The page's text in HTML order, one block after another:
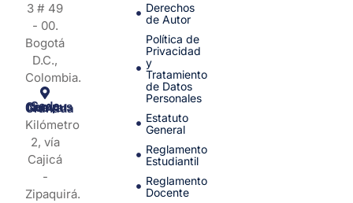
3 # 49
- 00.
Bogotá
D.C.,
Colombia.
Sede Campus Nueva Granada
Kilómetro
2, vía
Cajicá
-
Zipaquirá.
Derechos
de Autor
Política de
Privacidad
y
Tratamiento
de Datos
Personales
Estatuto
General
Reglamento
Estudiantil
Reglamento
Docente